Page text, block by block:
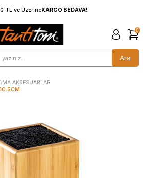
ve ÜzerineKARGO BEDAVA!
Ara
0
AKSESUARLAR